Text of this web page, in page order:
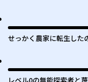
せっかく農家に転生した
レベル0の無能探索者と